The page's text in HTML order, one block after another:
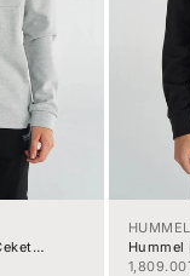
HUMMEL
Hummel
922416-
İndirimli